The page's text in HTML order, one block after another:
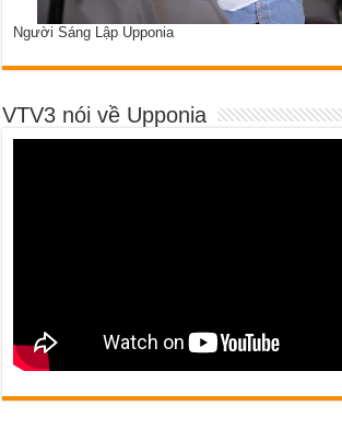
Người Sáng Lập Upponia
VTV3 nói về Upponia